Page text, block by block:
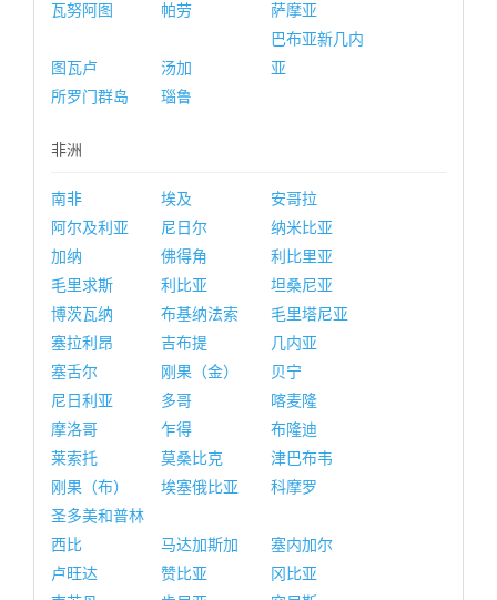
瓦努阿图
帕劳 萨摩亚
图瓦卢 汤加
巴布亚新几内
亚
所罗门群岛
瑙鲁
非洲
南非 埃及
安哥拉
阿尔及利亚
尼日尔
纳米比亚
加纳
佛得角
利比里亚
毛里求斯
利比亚
坦桑尼亚
博茨瓦纳
布基纳法索
毛里塔尼亚
塞拉利昂
吉布提
几内亚
塞舌尔
刚果（金）
贝宁
尼日利亚
多哥
喀麦隆
摩洛哥
乍得
布隆迪
莱索托
莫桑比克
津巴布韦
刚果（布）
埃塞俄比亚
科摩罗
圣多美和普林
西比
马达加斯加
塞内加尔
卢旺达
赞比亚
冈比亚